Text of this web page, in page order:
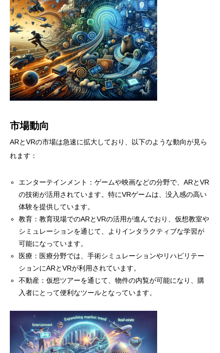
市場動向
ARとVRの市場は急速に拡大しており、以下のような動向が見ら
れます：
エンターテインメント：ゲームや映画などの分野で、ARとVR
の技術が活用されています。特にVRゲームは、没入感の高い
体験を提供しています。
教育：教育現場でのARとVRの活用が進んでおり、仮想教室や
シミュレーションを通じて、よりインタラクティブな学習が
可能になっています。
医療：医療分野では、手術シミュレーションやリハビリテー
ションにARとVRが利用されています。
不動産：仮想ツアーを通じて、物件の内覧が可能になり、購
入者にとって便利なツールとなっています。